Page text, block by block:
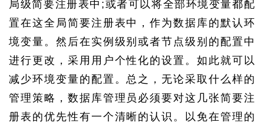
局级简要注册表中;或者可以将全部环境变量都配
置在这全局简要注册表中，作为数据库的默认环
境变量。然后在实例级别或者节点级别的配置中
进行更改，采用用户个性化的设置。如此就可以
减少环境变量的配置。总之，无论采取什么样的
管理策略，数据库管理员必须要对这几张简要注
册表的优先性有一个清晰的认识。以免在管理的